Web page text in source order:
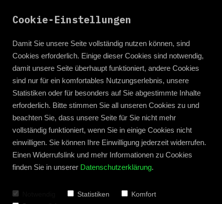
Zum Blog zurück
Cookie-Einstellungen
Damit Sie unsere Seite vollständig nutzen können, sind
Cookies erforderlich. Einige dieser Cookies sind notwendig,
damit unsere Seite überhaupt funktioniert, andere Cookies
sind nur für ein komfortables Nutzungserlebnis, unsere
Statistiken oder für besonders auf Sie abgestimmte Inhalte
erforderlich. Bitte stimmen Sie all unseren Cookies zu und
beachten Sie, dass unsere Seite für Sie nicht mehr
vollständig funktioniert, wenn Sie in einige Cookies nicht
einwilligen. Sie können Ihre Einwilligung jederzeit widerrufen.
Einen Widerrufslink und mehr Informationen zu Cookies
finden Sie in unserer Datenschutzerklärung.
Statistiken
Komfort